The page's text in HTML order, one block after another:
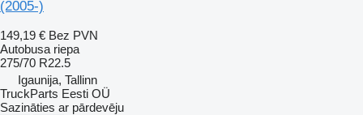
(2005-)
149,19 € Bez PVN
Autobusa riepa
275/70 R22.5
Igaunija, Tallinn
TruckParts Eesti OÜ
Sazināties ar pārdevēju